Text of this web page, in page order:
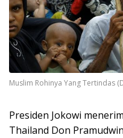
Muslim Rohinya Yang Tertindas
Presiden Jokowi
Thailand Don